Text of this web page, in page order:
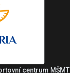
centrum MŠMT